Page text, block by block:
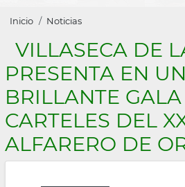
Sobrescribir
enlaces
de
ayuda
a
la
navegación
Inicio Noticias
VILLASECA DE
PRESENTA EN
BRILLANTE
CARTELES DEL
ALFARERO DE